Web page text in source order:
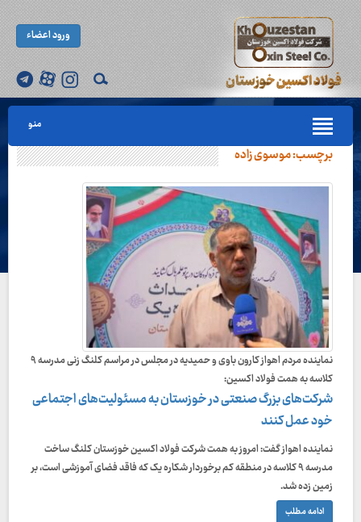
ورود اعضاء
منو
برچسب:موسوی زاده
نماینده مردم اهواز کارون باوی و حمیدیه در مجلس در مراسم کلنگ زنی مدرسه ۹
کلاسه به همت فولاد اکسین:
شرکت‌های بزرگ صنعتی در خوزستان به مسئولیت‌های اجتماعی
خود عمل کنند
نماینده اهواز گفت: امروز به همت شرکت فولاد اکسین خوزستان کلنگ ساخت
مدرسه ۹ کلاسه در منطقه کم برخوردار شکاره یک که فاقد فضای آموزشی است، بر
زمین زده شد.
ادامه مطلب